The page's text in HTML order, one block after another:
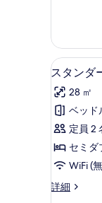
ム,
喫
煙
可
(46
平
米
／
大
ス
ル
ー
ム,
喫
煙
可
(46
平
米
／
大
ス
タ
ン
ダ
ー
ド
イ
1
スタンダ
28 ㎡
ベッド
定員 2
セミダ
WiFi (
詳細
ス